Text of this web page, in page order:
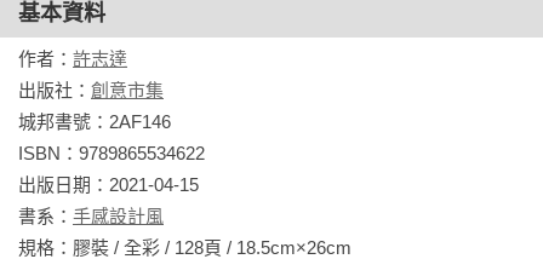
現這種木頭似曾相識，於是央求材料行提供少量訂製，開始了
我研究木雕的刻刻人生。
基本資料
作者： 許志達
出版社： 創意市集
城邦書號：2AF146
ISBN：9789865534622
出版日期：2021-04-15
書系： 手感設計風
規格：膠裝 / 全彩 / 128頁 / 18.5cm×26cm